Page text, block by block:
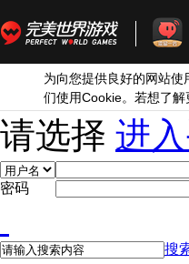
为向您提供良好的网站
们使用Cookie。若想了
请选择 进
密码
搜